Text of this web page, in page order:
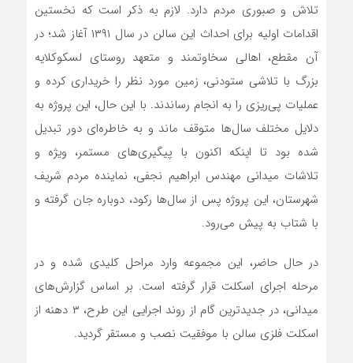
تلاش و صبوری مردم دارد. لازم به ذکر است که نخستین
اقدامات اولیه برای احداث این سالن در سال ۱۳۹۱ آغاز شد؛ در
آن مقطع، اهالی سخاوتمند و متعهد روستای لسکوکلایه
بزرگ با تلاشی ستودنی، زمین مورد نظر را خریداری کرده و
عملیات پی‌ریزی را به انجام رساندند. با این حال، این پروژه به
دلایل مختلف سال‌ها متوقف ماند و به خاطره‌ای دور تبدیل
شده بود تا اینکه اکنون با پیگیری‌های مستمر، ویژه و
تلاشات میدانی مهندس ابراهیم نجفی، نماینده مردم شریف
شهرستان، این پروژه پس از سال‌ها رکود، دوباره جان گرفته و
با شتاب به پیش می‌رود.
در حال حاضر، این مجموعه وارد مراحل کلیدی شده و در
مرحله اجرای اسکلت قرار گرفته است. بر اساس گزارش‌های
میدانی، در جدیدترین گام از روند اجرایی این طرح، ۳ دهنه از
اسکلت فلزی سالن با موفقیت نصب و مستقر گردید.